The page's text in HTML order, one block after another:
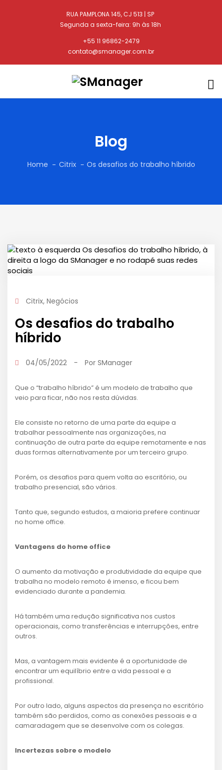
RUA PAMPLONA 145, CJ 513 | SP
Segunda a sexta-feira: 9h às 18h
+55 11 96862-2479
contato@smanager.com.br
Blog
Home Citrix Os desafios do trabalho híbrido
Citrix, Negócios
Os desafios do trabalho
híbrido
04/05/2022 - Por SManager
Que o “trabalho híbrido” é um modelo de trabalho que
veio para ficar, não nos resta dúvidas.
Ele consiste no retorno de uma parte da equipe a
trabalhar pessoalmente nas organizações, na
continuação de outra parte da equipe remotamente e nas
duas formas alternativamente por um terceiro grupo.
Porém, os desafios para quem volta ao escritório, ou
trabalho presencial, são vários.
Tanto que, segundo estudos, a maioria prefere continuar
no home office.
Vantagens do home office
O aumento da motivação e produtividade da equipe que
trabalha no modelo remoto é imenso, e ficou bem
evidenciado durante a pandemia.
Há também uma redução significativa nos custos
operacionais, como transferências e interrupções, entre
outros.
Mas, a vantagem mais evidente é a oportunidade de
encontrar um equilíbrio entre a vida pessoal e a
profissional.
Por outro lado, alguns aspectos da presença no escritório
também são perdidos, como as conexões pessoais e a
camaradagem que se desenvolve com os colegas.
Incertezas sobre o modelo